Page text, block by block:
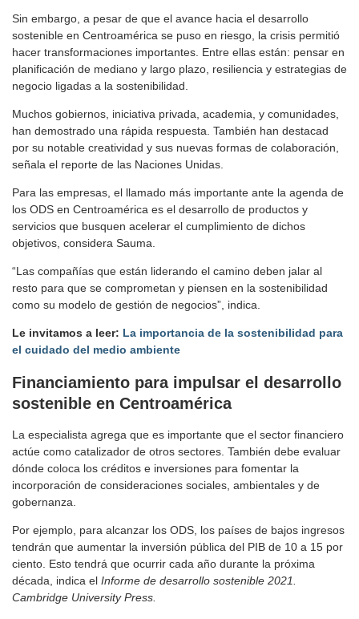
Sin embargo, a pesar de que el avance hacia el desarrollo
sostenible en Centroamérica se puso en riesgo, la crisis permitió
hacer transformaciones importantes. Entre ellas están: pensar en
planificación de mediano y largo plazo, resiliencia y estrategias de
negocio ligadas a la sostenibilidad.
Muchos gobiernos, iniciativa privada, academia, y comunidades,
han demostrado una rápida respuesta. También han destacad
por su notable creatividad y sus nuevas formas de colaboración,
señala el reporte de las Naciones Unidas.
Para las empresas, el llamado más importante ante la agenda de
los ODS en Centroamérica es el desarrollo de productos y
servicios que busquen acelerar el cumplimiento de dichos
objetivos, considera Sauma.
“Las compañías que están liderando el camino deben jalar al
resto para que se comprometan y piensen en la sostenibilidad
como su modelo de gestión de negocios”, indica.
Le invitamos a leer: La importancia de la sostenibilidad para
el cuidado del medio ambiente
Financiamiento para impulsar el desarrollo
sostenible en Centroamérica
La especialista agrega que es importante que el sector financiero
actúe como catalizador de otros sectores. También debe evaluar
dónde coloca los créditos e inversiones para fomentar la
incorporación de consideraciones sociales, ambientales y de
gobernanza.
Por ejemplo, para alcanzar los ODS, los países de bajos ingresos
tendrán que aumentar la inversión pública del PIB de 10 a 15 por
ciento. Esto tendrá que ocurrir cada año durante la próxima
década, indica el Informe de desarrollo sostenible 2021.
Cambridge University Press.